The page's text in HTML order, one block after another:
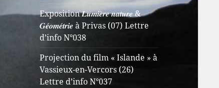
Exposition 𝑳𝒖𝒎𝒊𝒆̀𝒓𝒆 𝒏𝒂𝒕𝒖𝒓𝒆 &
𝑮𝒆́𝒐𝒎𝒆́𝒕𝒓𝒊𝒆 à Privas (07) Lettre
d’info N°038
Projection du film « Islande » à
Vassieux-en-Vercors (26)
Lettre d’info N°037